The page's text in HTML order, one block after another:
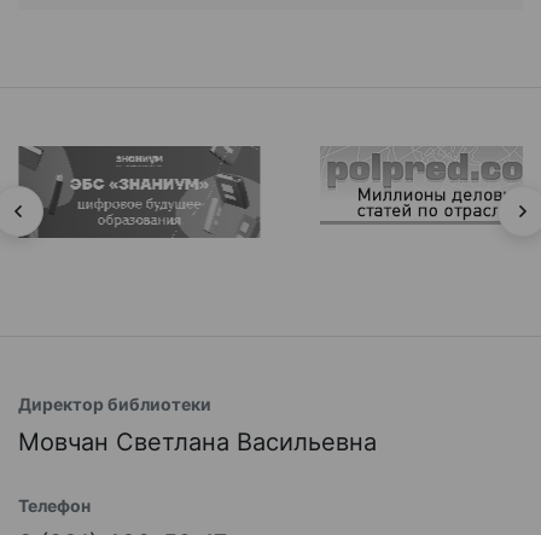
Директор библиотеки
Мовчан Светлана Васильевна
Телефон